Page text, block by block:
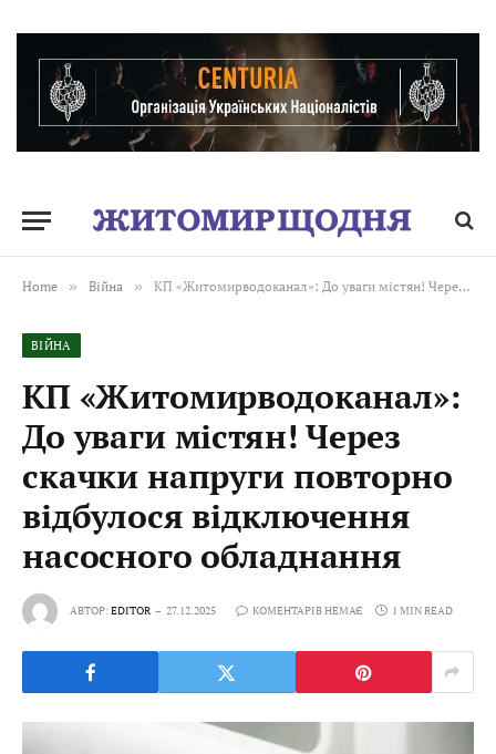
Home » Війна » КП «Житомирводоканал»: До уваги містян! Через скачки напруги повторно відбулося відключення насосного обладнання
ВІЙНА
КП «Житомирводоканал»:
До уваги містян! Через
скачки напруги повторно
відбулося відключення
насосного обладнання
АВТОР:EDITOR 27.12.2025 КОМЕНТАРІВ НЕМАЄ 1 MIN READ